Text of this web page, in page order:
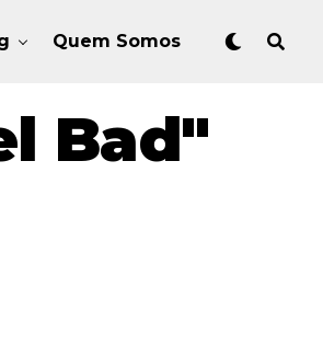
Quem Somos
Bad"